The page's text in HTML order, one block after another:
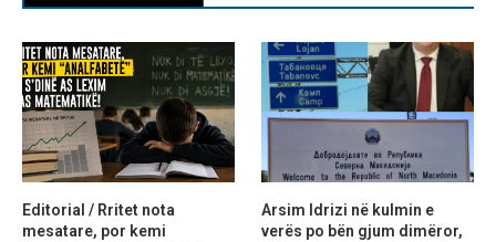
Editorial / Rritet nota
mesatare, por kemi
Arsim Idrizi në kulmin e
verës po bën gjum dimëror,